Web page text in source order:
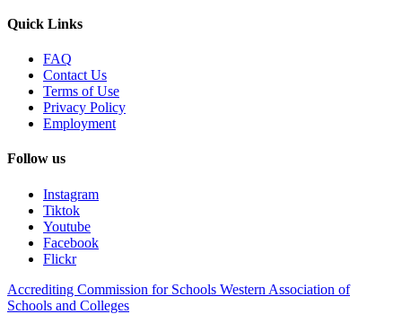
Quick Links
FAQ
Contact Us
Terms of Use
Privacy Policy
Employment
Follow us
Instagram
Tiktok
Youtube
Facebook
Flickr
Accrediting Commission for Schools Western Association of
Schools and Colleges